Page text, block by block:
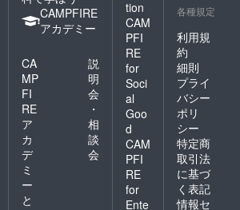
CAMPFIRE
アカデミー
CA
MP
FI
RE
ア
カ
デ
ミ
ー
と
説
明
会
・
相
談
会
tion
CAM
PFI
RE
for
Soci
al
Goo
d
CAM
PFI
RE
for
Ente
各種規定
利用規
約
細則
プライ
バシー
ポリ
シー
特定商
取引法
に基づ
く表記
情報セ